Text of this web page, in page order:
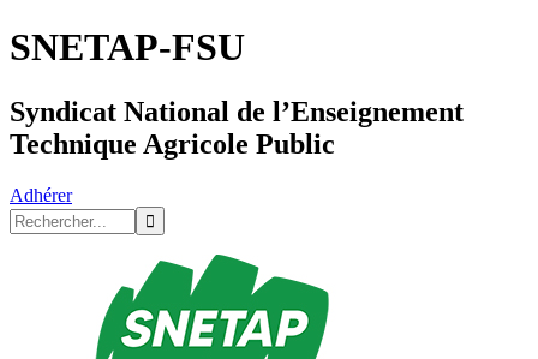
SNETAP-FSU
Syndicat National de l’Enseignement
Technique Agricole Public
Adhérer